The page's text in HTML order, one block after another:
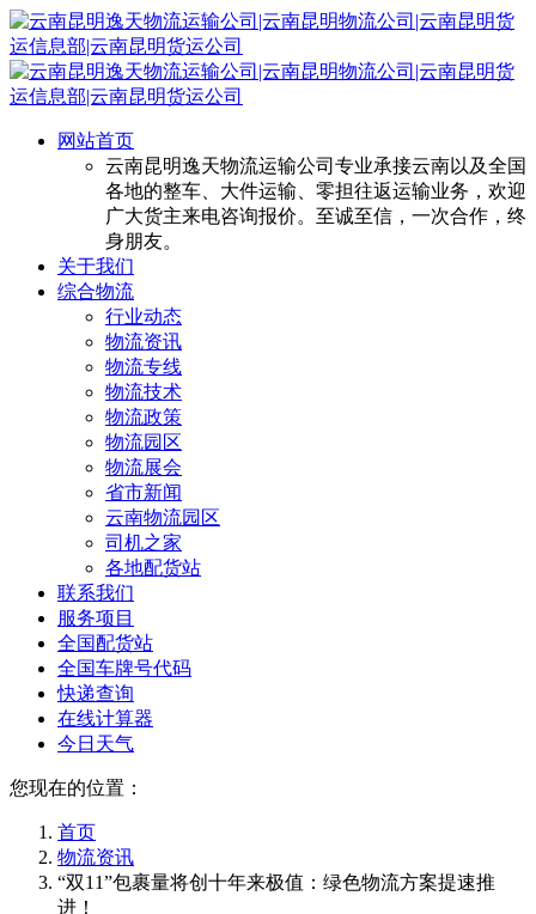
网站首页
云南昆明逸天物流运输公司专业承接云南以及全国
各地的整车、大件运输、零担往返运输业务，欢迎
广大货主来电咨询报价。至诚至信，一次合作，终
身朋友。
关于我们
综合物流
行业动态
物流资讯
物流专线
物流技术
物流政策
物流园区
物流展会
省市新闻
云南物流园区
司机之家
各地配货站
联系我们
服务项目
全国配货站
全国车牌号代码
快递查询
在线计算器
今日天气
您现在的位置：
首页
物流资讯
“双11”包裹量将创十年来极值：绿色物流方案提速推
进！